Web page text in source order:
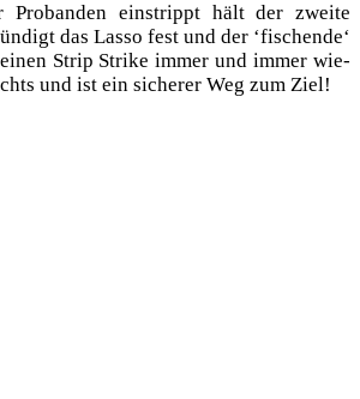
Pro­ban­den ein­strippt hält der zwei­te
das Las­so fest und der ‘fischen­de‘
Strip Strike immer und immer wie­
und ist ein siche­rer Weg zum Ziel!